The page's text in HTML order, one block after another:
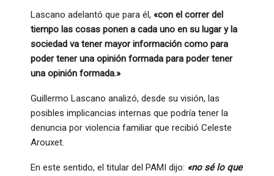
Lascano adelantó que para él, «con el correr del
tiempo las cosas ponen a cada uno en su lugar y la
sociedad va tener mayor información como para
poder tener una opinión formada para poder tener
una opinión formada.»
Guillermo Lascano analizó, desde su visión, las
posibles implicancias internas que podría tener la
denuncia por violencia familiar que recibió Celeste
Arouxet.
En este sentido, el titular del PAMI dijo: «no sé lo que